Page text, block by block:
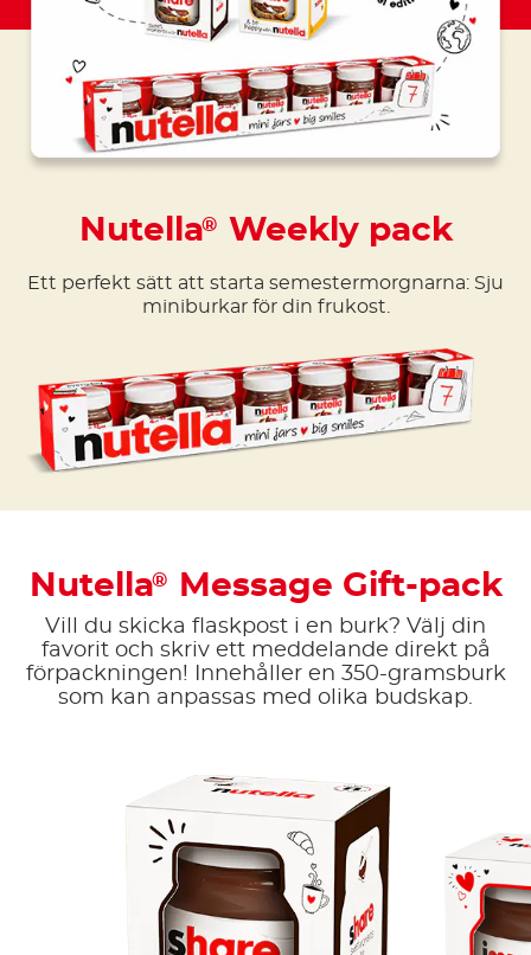
Nutella® Weekly pack
Ett perfekt sätt att starta semestermorgnarna: Sju
miniburkar för din frukost.
Nutella® Message Gift-pack
Vill du skicka flaskpost i en burk? Välj din
favorit och skriv ett meddelande direkt på
förpackningen! Innehåller en 350-gramsburk
som kan anpassas med olika budskap.